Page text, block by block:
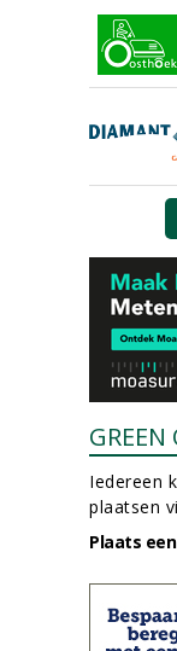
Iedereen
plaatsen
Plaats